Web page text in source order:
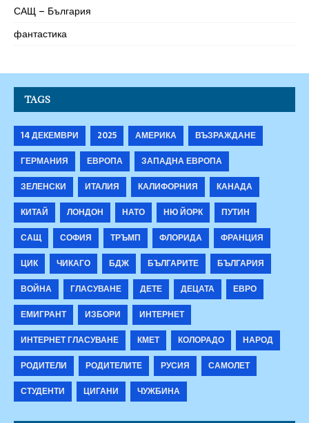
САЩ – България
фантастика
TAGS
14 ДЕКЕМВРИ 2025 АМЕРИКА
ВЪЗРАЖДАНЕ
ГЕРМАНИЯ
ЕВРОПА
ЗАПАДНА ЕВРОПА
ЗЕЛЕНСКИ
ИТАЛИЯ КАЛИФОРНИЯ
КАНАДА
КИТАЙ
ЛОНДОН НАТО НЮ ЙОРК
ПУТИН
САЩ
СОФИЯ ТРЪМП ФЛОРИДА
ФРАНЦИЯ
ЦИК
ЧИКАГО БДЖ БЪЛГАРИТЕ
БЪЛГАРИЯ
ВОЙНА
ГЛАСУВАНЕ ДЕТЕ ДЕЦАТА
ЕВРО
ЕМИГРАНТ
ИЗБОРИ
ИНТЕРНЕТ
ИНТЕРНЕТ ГЛАСУВАНЕ
КМЕТ КОЛОРАДО
НАРОД
РОДИТЕЛИ
РОДИТЕЛИТЕ РУСИЯ
САМОЛЕТ
СТУДЕНТИ
ЦИГАНИ ЧУЖБИНА